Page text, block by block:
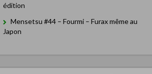
édition
Mensetsu #44 – Fourmi – Furax même au
Japon